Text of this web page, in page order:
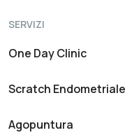
SERVIZI
One Day Clinic
Scratch Endometriale
Agopuntura